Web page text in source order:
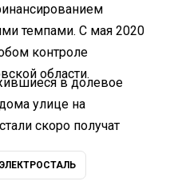
темпами. С мая 2020
контроле
области.
в долевое
улице на
скоро получат
ЭЛЕКТРОСТАЛЬ